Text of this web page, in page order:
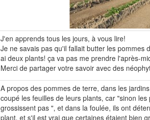
J'en apprends tous les jours, à vous lire!
Je ne savais pas qu'il fallait butter les pommes
ai deux plants! ça va pas me prendre l'après-
Merci de partager votre savoir avec des
A propos des pommes de terre, dans les
coupé les feuilles de leurs plants, car "sinon
grossissent pas ", et dans la foulée, ils ont
plant, et s'il est vrai que certaines étaient bien